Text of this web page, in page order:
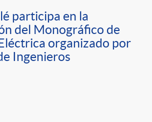
participa en la
del Monográfico de
organizado por
Ingenieros